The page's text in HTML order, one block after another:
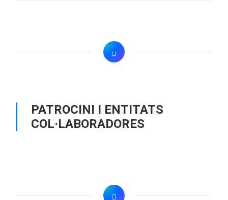
PATROCINI I ENTITATS
COL·LABORADORES